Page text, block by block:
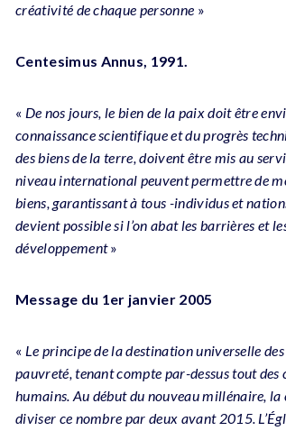
créativité de chaque personne »
Centesimus Annus, 1991.
« De nos jours, le bien de la paix doit être
connaissance scientifique et du progrès
des biens de la terre, doivent être mis au
niveau international peuvent permettre de
biens, garantissant à tous -individus et
devient possible si l’on abat les barrières et
développement»
Message du 1er janvier 2005
« Le principe de la destination universelle
pauvreté, tenant compte par-dessus tout
humains. Au début du nouveau millénaire,
diviser ce nombre par deux avant 2015.